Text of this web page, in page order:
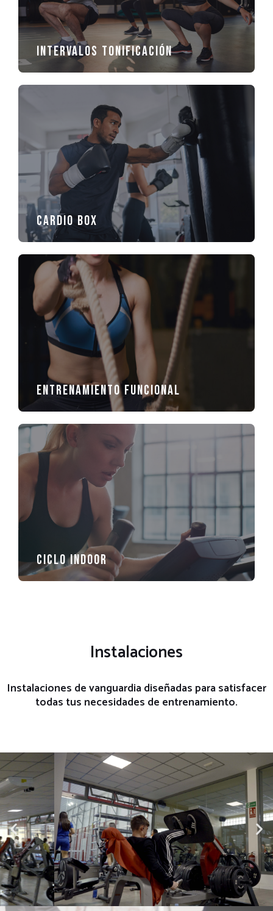
Intervalos tonificación
Cardio Box
Entrenamiento Funcional
Ciclo Indoor
Instalaciones
Instalaciones de vanguardia diseñadas para satisfacer
todas tus necesidades de entrenamiento.